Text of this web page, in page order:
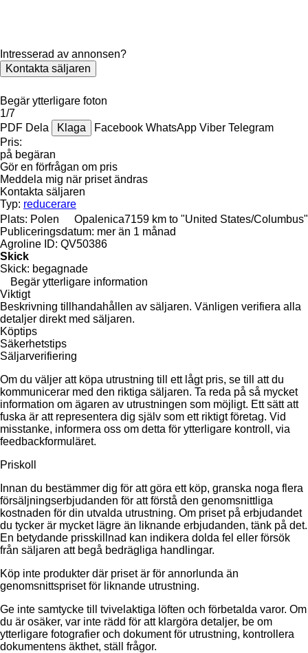
Intresserad av annonsen?
Kontakta säljaren
Begär ytterligare foton
1/7
PDF Dela Klaga Facebook WhatsApp Viber Telegram
Pris:
på begäran
Gör en förfrågan om pris
Meddela mig när priset ändras
Kontakta säljaren
Typ: reducerare
Plats: Polen Opalenica7159 km to "United States/Columbus"
Publiceringsdatum: mer än 1 månad
Agroline ID: QV50386
Skick
Skick: begagnade
Begär ytterligare information
Viktigt
Beskrivning tillhandahållen av säljaren. Vänligen verifiera alla
detaljer direkt med säljaren.
Köptips
Säkerhetstips
Säljarverifiering
Om du väljer att köpa utrustning till ett lågt pris, se till att du
kommunicerar med den riktiga säljaren. Ta reda på så mycket
information om ägaren av utrustningen som möjligt. Ett sätt att
fuska är att representera dig själv som ett riktigt företag. Vid
misstanke, informera oss om detta för ytterligare kontroll, via
feedbackformuläret.
Priskoll
Innan du bestämmer dig för att göra ett köp, granska noga flera
försäljningserbjudanden för att förstå den genomsnittliga
kostnaden för din utvalda utrustning. Om priset på erbjudandet
du tycker är mycket lägre än liknande erbjudanden, tänk på det.
En betydande prisskillnad kan indikera dolda fel eller försök
från säljaren att begå bedrägliga handlingar.
Köp inte produkter där priset är för annorlunda än
genomsnittspriset för liknande utrustning.
Ge inte samtycke till tvivelaktiga löften och förbetalda varor. Om
du är osäker, var inte rädd för att klargöra detaljer, be om
ytterligare fotografier och dokument för utrustning, kontrollera
dokumentens äkthet, ställ frågor.